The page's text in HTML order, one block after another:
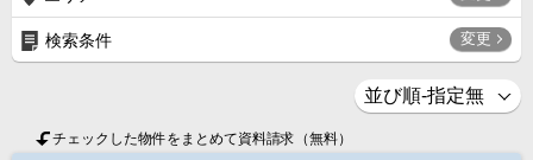
検索条件 変更
チェックした物件をまとめて資料請求（無料）
中国語での対応も可能です
お問い合わせ
営業メールは固くお断りします